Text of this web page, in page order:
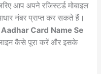
आप अपने रजिस्टर्ड मोबाइल
नंबर प्राप्त कर सकते हैं।
Aadhar Card Name Se
कैसे पूरा करें और इसके